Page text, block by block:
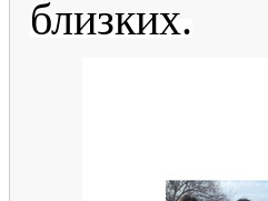
близких.